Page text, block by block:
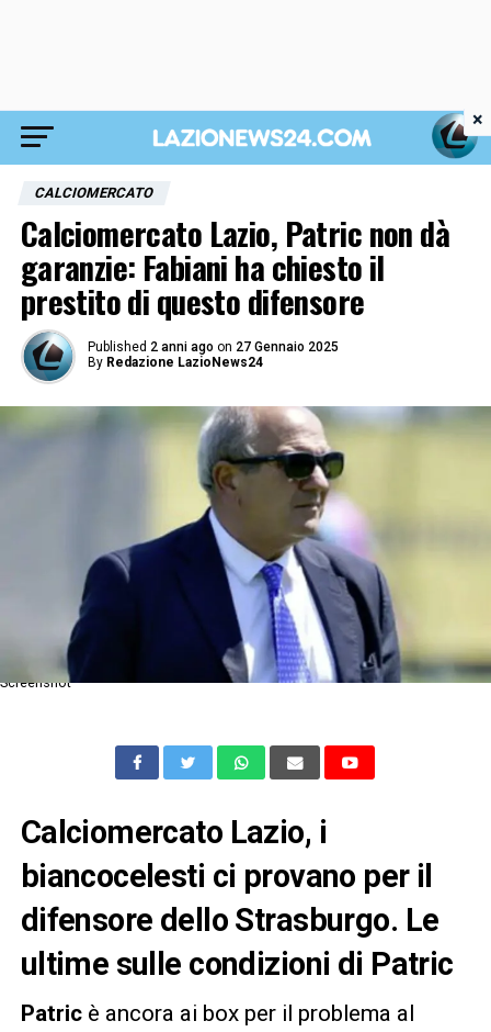
CALCIOMERCATO
Calciomercato Lazio, Patric non dà
garanzie: Fabiani ha chiesto il
prestito di questo difensore
Published 2 anni ago on 27 Gennaio 2025
By Redazione LazioNews24
Screenshot
Calciomercato Lazio, i
biancocelesti ci provano per il
difensore dello Strasburgo. Le
ultime sulle condizioni di Patric
Patricè ancora ai box per il problema al
×